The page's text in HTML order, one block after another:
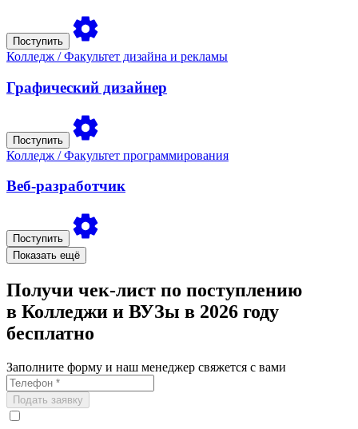
Поступить
Колледж / Факультет дизайна и рекламы
Графический дизайнер
Поступить
Колледж / Факультет программирования
Веб-разработчик
Поступить
Показать ещё
Получи чек-лист по поступлению
в Колледжи и ВУЗы в 2026 году
бесплатно
Заполните форму и наш менеджер свяжется с вами
Подать заявку